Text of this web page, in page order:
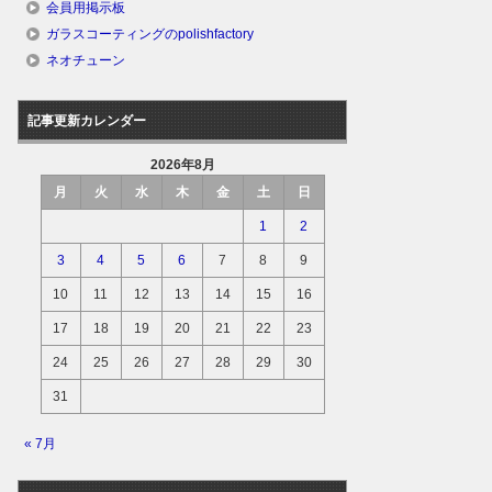
会員用掲示板
ガラスコーティングのpolishfactory
ネオチューン
記事更新カレンダー
2026年8月
月
火 水 木 金 土 日
1 2
3 4 5 6 7 8 9
10 11 12 13 14 15 16
17 18 19 20 21 22 23
24 25 26 27 28 29 30
31
« 7月